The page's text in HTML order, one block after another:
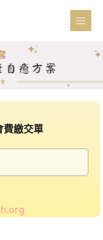
費繳交單